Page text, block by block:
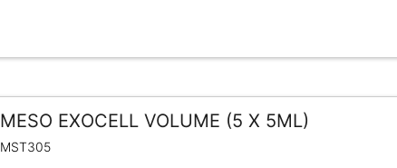
MESO EXOCELL VOLUME (5 X 5ML)
MST305